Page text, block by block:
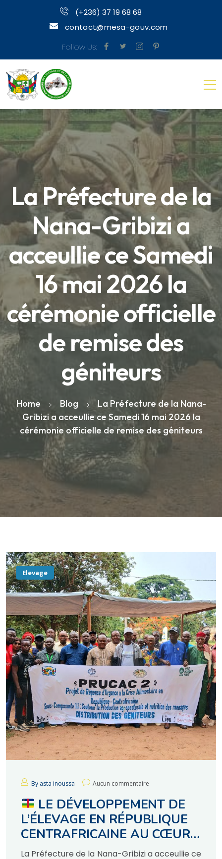
(+236) 37 19 68 68
contact@mesa-gouv.com
Follow Us:
La Préfecture de la
Nana-Gribizi a
acceullie ce Samedi
16 mai 2026 la
cérémonie officielle
de remise des
géniteurs
Home Blog
La Préfecture de la Nana-
Gribizi a acceullie ce Samedi 16 mai 2026 la
cérémonie officielle de remise des géniteurs
Elevage
By asta inoussa Aucun commentaire
LE DÉVELOPPEMENT DE
L’ÉLEVAGE EN RÉPUBLIQUE
CENTRAFRICAINE AU CŒUR
DES ACTIONS DU
La Préfecture de la Nana-Gribizi a acceullie ce